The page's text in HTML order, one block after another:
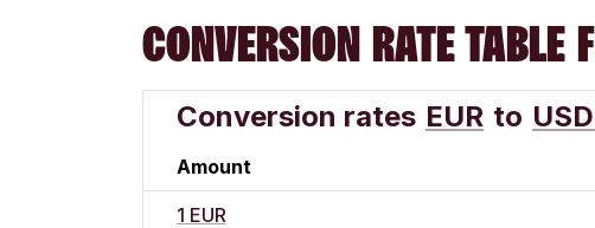
CONVERSION RATE TABLE
Conversion rates EUR to
Amount
1 EUR